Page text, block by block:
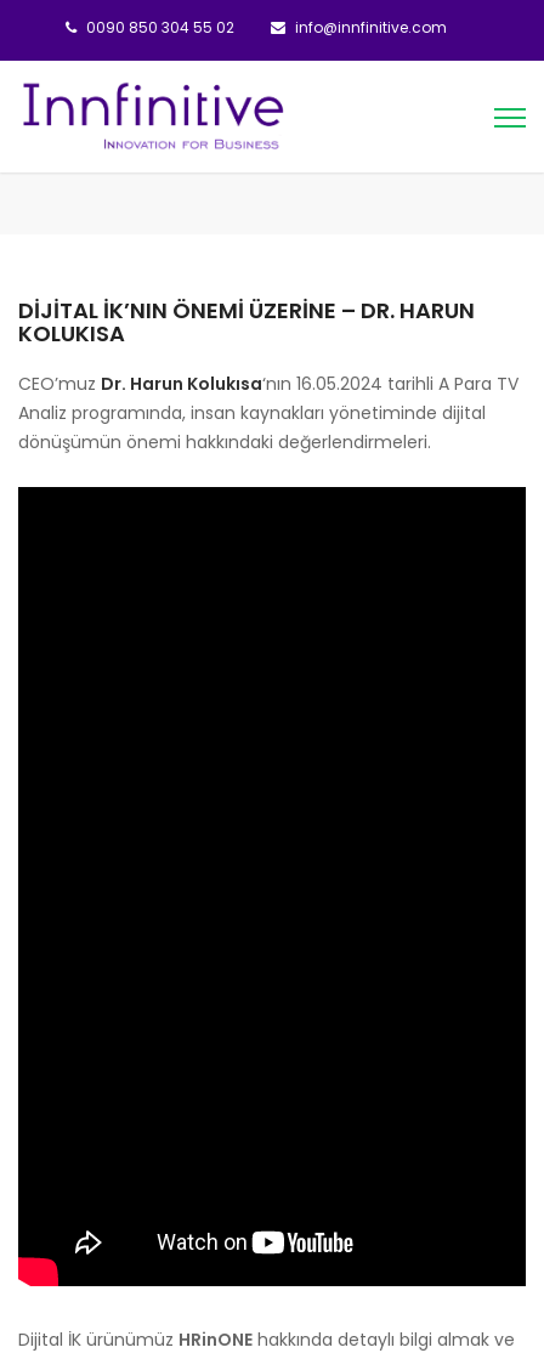
0090 850 304 55 02 info@innfinitive.com
DIJITAL İK’NIN ÖNEMI ÜZERINE – DR. HARUN
KOLUKISA
CEO’muz Dr. Harun Kolukısa‘nın 16.05.2024 tarihli A Para TV
Analiz programında, insan kaynakları yönetiminde dijital
dönüşümün önemi hakkındaki değerlendirmeleri.
Dijital İK ürünümüz HRinONE hakkında detaylı bilgi almak ve